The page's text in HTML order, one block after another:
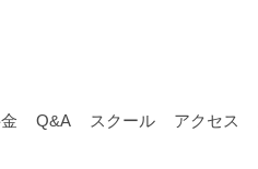
Q&A スクール アクセス